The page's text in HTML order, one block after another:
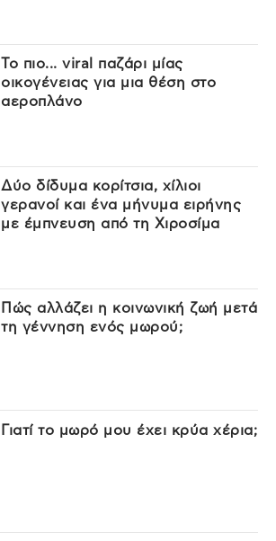
Το πιο... viral παζάρι μίας
οικογένειας για μια θέση στο
αεροπλάνο
Δύο δίδυμα κορίτσια, χίλιοι
γερανοί και ένα μήνυμα ειρήνης
με έμπνευση από τη Χιροσίμα
Πώς αλλάζει η κοινωνική ζωή μετά
τη γέννηση ενός μωρού;
Γιατί το μωρό μου έχει κρύα χέρια;